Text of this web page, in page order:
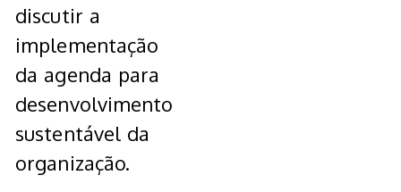
discutir a
implementação
da agenda para
desenvolvimento
sustentável da
organização.